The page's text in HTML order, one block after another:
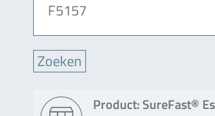
Product: SureFast®